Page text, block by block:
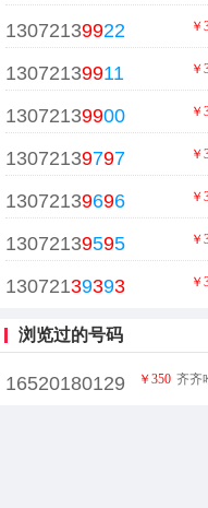
13072139922 ￥
13072139911 ￥
13072139900 ￥
13072139797 ￥
13072139696 ￥
13072139595 ￥
13072139393 ￥
浏览过的号码
16520180129 齐齐
￥350